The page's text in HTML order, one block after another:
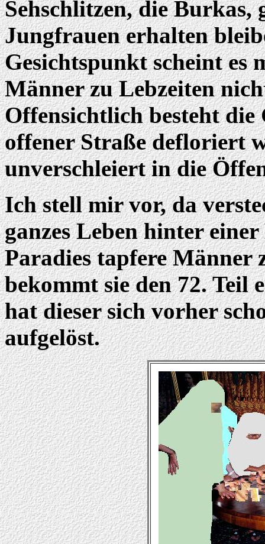
Sehschlitzen, die Burkas,
Jungfrauen erhalten
Gesichtspunkt scheint es
Männer zu Lebzeiten
Offensichtlich besteht die
offener Straße defloriert
unverschleiert in die
Ich stell mir vor, da
ganzes Leben hinter
Paradies tapfere Männer
bekommt sie den 72. Teil
hat dieser sich vorher
aufgelöst.